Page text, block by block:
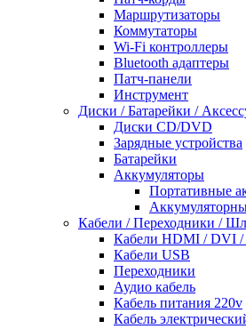
Маршрутизаторы
Коммутаторы
Wi-Fi контроллеры
Bluetooth адаптеры
Патч-панели
Инструмент
Диски / Батарейки /
Диски CD/DVD
Зарядные устройства
Батарейки
Аккумуляторы
Портативные
Кабели / Переходники /
Кабели HDMI / DVI
Кабели USB
Переходники
Аудио кабель
Кабель питания 220v
Кабель